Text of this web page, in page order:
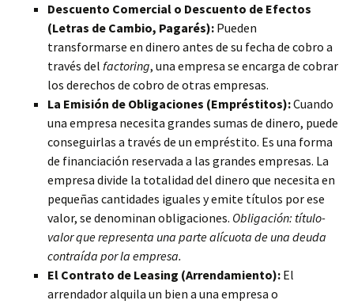
Descuento Comercial o Descuento de Efectos
(Letras de Cambio, Pagarés): Pueden
transformarse en dinero antes de su fecha de cobro a
través del factoring, una empresa se encarga de cobrar
los derechos de cobro de otras empresas.
La Emisión de Obligaciones (Empréstitos):Cuando
una empresa necesita grandes sumas de dinero, puede
conseguirlas a través de un empréstito. Es una forma
de financiación reservada a las grandes empresas. La
empresa divide la totalidad del dinero que necesita en
pequeñas cantidades iguales y emite títulos por ese
valor, se denominan obligaciones. Obligación: título-
valor que representa una parte alícuota de una deuda
contraída por la empresa.
El Contrato de Leasing (Arrendamiento): El
arrendador alquila un bien a una empresa o